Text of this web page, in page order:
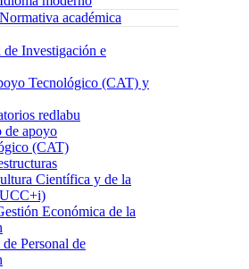
Normativa académica
de Investigación e
Tecnológico (CAT) y
redlabu
de apoyo
(CAT)
Científica y de la
Económica de la
Personal de